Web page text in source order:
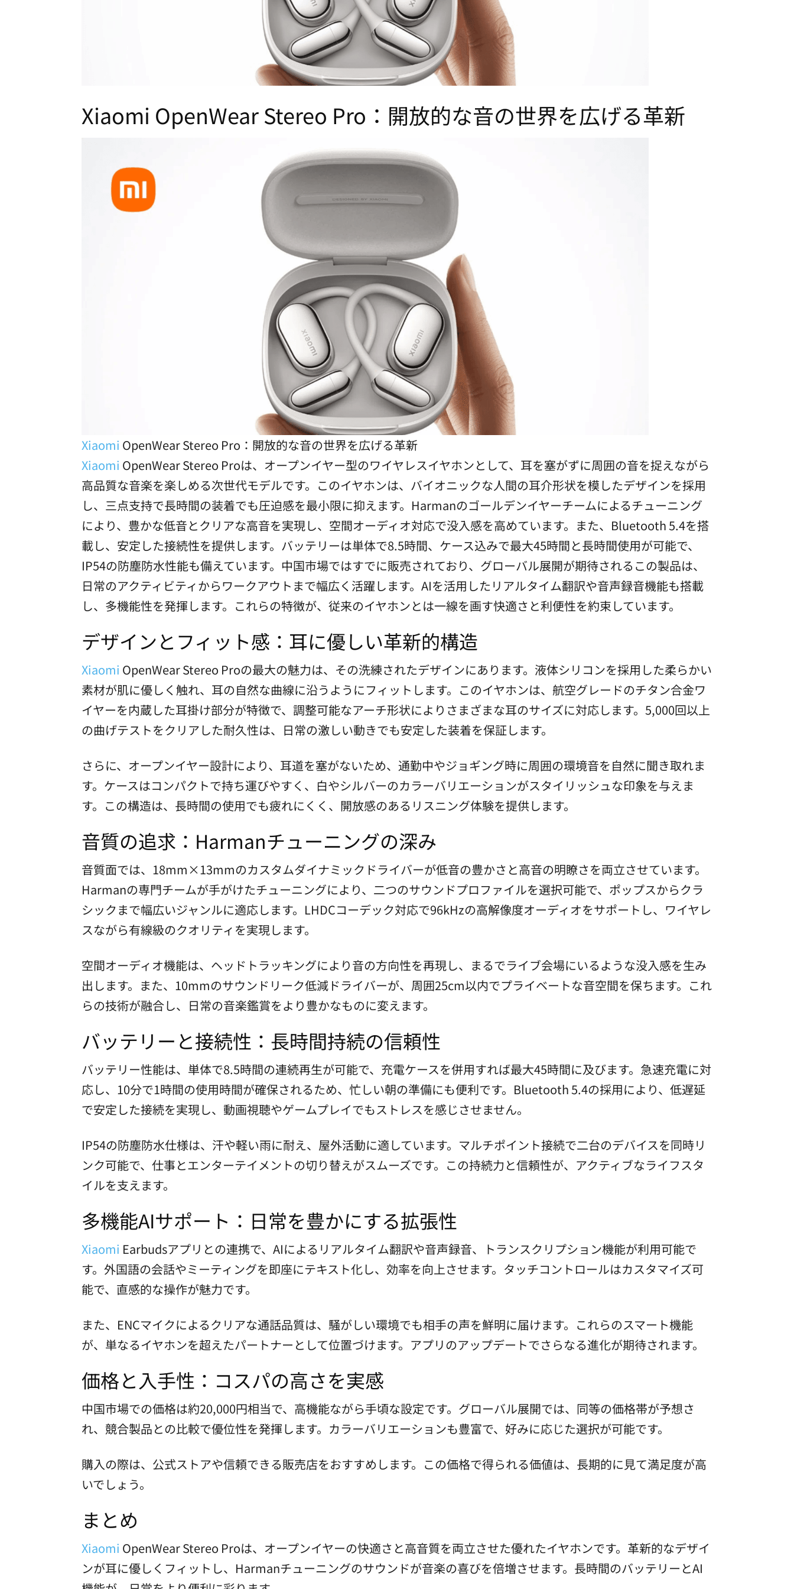
Xiaomi OpenWear Stereo Pro：開放的な音の世界を広げる革新
Xiaomi OpenWear Stereo Pro：開放的な音の世界を広げる革新
Xiaomi OpenWear Stereo Proは、オープンイヤー型のワイヤレスイヤホンとして、耳を塞がずに周囲の音を捉えながら
高品質な音楽を楽しめる次世代モデルです。このイヤホンは、バイオニックな人間の耳介形状を模したデザインを採用
し、三点支持で長時間の装着でも圧迫感を最小限に抑えます。Harmanのゴールデンイヤーチームによるチューニング
により、豊かな低音とクリアな高音を実現し、空間オーディオ対応で没入感を高めています。また、Bluetooth 5.4を搭
載し、安定した接続性を提供します。バッテリーは単体で8.5時間、ケース込みで最大45時間と長時間使用が可能で、
IP54の防塵防水性能も備えています。中国市場ではすでに販売されており、グローバル展開が期待されるこの製品は、
日常のアクティビティからワークアウトまで幅広く活躍します。AIを活用したリアルタイム翻訳や音声録音機能も搭載
し、多機能性を発揮します。これらの特徴が、従来のイヤホンとは一線を画す快適さと利便性を約束しています。
デザインとフィット感：耳に優しい革新的構造
Xiaomi OpenWear Stereo Proの最大の魅力は、その洗練されたデザインにあります。液体シリコンを採用した柔らかい
素材が肌に優しく触れ、耳の自然な曲線に沿うようにフィットします。このイヤホンは、航空グレードのチタン合金ワ
イヤーを内蔵した耳掛け部分が特徴で、調整可能なアーチ形状によりさまざまな耳のサイズに対応します。5,000回以上
の曲げテストをクリアした耐久性は、日常の激しい動きでも安定した装着を保証します。
さらに、オープンイヤー設計により、耳道を塞がないため、通勤中やジョギング時に周囲の環境音を自然に聞き取れま
す。ケースはコンパクトで持ち運びやすく、白やシルバーのカラーバリエーションがスタイリッシュな印象を与えま
す。この構造は、長時間の使用でも疲れにくく、開放感のあるリスニング体験を提供します。
音質の追求：Harmanチューニングの深み
音質面では、18mm×13mmのカスタムダイナミックドライバーが低音の豊かさと高音の明瞭さを両立させています。
Harmanの専門チームが手がけたチューニングにより、二つのサウンドプロファイルを選択可能で、ポップスからクラ
シックまで幅広いジャンルに適応します。LHDCコーデック対応で96kHzの高解像度オーディオをサポートし、ワイヤレ
スながら有線級のクオリティを実現します。
空間オーディオ機能は、ヘッドトラッキングにより音の方向性を再現し、まるでライブ会場にいるような没入感を生み
出します。また、10mmのサウンドリーク低減ドライバーが、周囲25cm以内でプライベートな音空間を保ちます。これ
らの技術が融合し、日常の音楽鑑賞をより豊かなものに変えます。
バッテリーと接続性：長時間持続の信頼性
バッテリー性能は、単体で8.5時間の連続再生が可能で、充電ケースを併用すれば最大45時間に及びます。急速充電に対
応し、10分で1時間の使用時間が確保されるため、忙しい朝の準備にも便利です。Bluetooth 5.4の採用により、低遅延
で安定した接続を実現し、動画視聴やゲームプレイでもストレスを感じさせません。
IP54の防塵防水仕様は、汗や軽い雨に耐え、屋外活動に適しています。マルチポイント接続で二台のデバイスを同時リ
ンク可能で、仕事とエンターテイメントの切り替えがスムーズです。この持続力と信頼性が、アクティブなライフスタ
イルを支えます。
多機能AIサポート：日常を豊かにする拡張性
Xiaomi Earbudsアプリとの連携で、AIによるリアルタイム翻訳や音声録音、トランスクリプション機能が利用可能で
す。外国語の会話やミーティングを即座にテキスト化し、効率を向上させます。タッチコントロールはカスタマイズ可
能で、直感的な操作が魅力です。
また、ENCマイクによるクリアな通話品質は、騒がしい環境でも相手の声を鮮明に届けます。これらのスマート機能
が、単なるイヤホンを超えたパートナーとして位置づけます。アプリのアップデートでさらなる進化が期待されます。
価格と入手性：コスパの高さを実感
中国市場での価格は約20,000円相当で、高機能ながら手頃な設定です。グローバル展開では、同等の価格帯が予想さ
れ、競合製品との比較で優位性を発揮します。カラーバリエーションも豊富で、好みに応じた選択が可能です。
購入の際は、公式ストアや信頼できる販売店をおすすめします。この価格で得られる価値は、長期的に見て満足度が高
いでしょう。
まとめ
Xiaomi OpenWear Stereo Proは、オープンイヤーの快適さと高音質を両立させた優れたイヤホンです。革新的なデザイ
ンが耳に優しくフィットし、Harmanチューニングのサウンドが音楽の喜びを倍増させます。長時間のバッテリーとAI